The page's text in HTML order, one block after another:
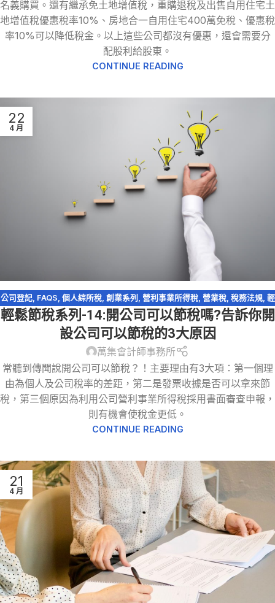
名義購買。還有繼承免土地增值稅，重購退稅及出售自用住宅土
地增值稅優惠稅率10%、房地合一自用住宅400萬免稅、優惠稅
率10%可以降低稅金。以上這些公司都沒有優惠，還會需要分
配股利給股東。
CONTINUE READING
22
4 月
公司登記, FAQS 個人綜所稅, 創業系列 營利事業所得稅, 營業稅, 稅務法規, 輕
鬆節稅 ,輕鬆節稅-綜所稅
輕鬆節稅系列-14:開公司可以節稅嗎?告訴你開
設公司可以節稅的3大原因
萬集會計師事務所
常聽到傳聞說開公司可以節稅？！主要理由有3大項：第一個理
由為個人及公司稅率的差距，第二是發票收據是否可以拿來節
稅，第三個原因為利用公司營利事業所得稅採用書面審查申報，
則有機會使稅金更低。
CONTINUE READING
21
4 月